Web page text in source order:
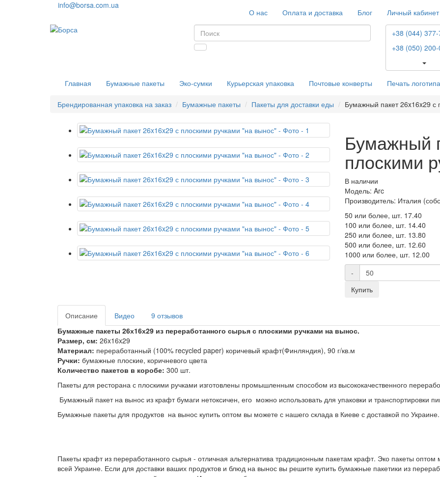
info@borsa.com.ua
О нас Оплата и доставка Блог Личный кабинет
+38 (044)
+38 (050)
Главная Бумажные пакеты Эко-сумки Курьерская упаковка Почтовые конверты Печать логотипа
Брендированная упаковка на заказ Бумажные пакеты Пакеты для доставки еды Бумажный пакет 26x16x29 с
Бумажный
плоскими
В наличии
Модель: Arc
Производитель: Италия
50 или более, шт. 17.40
100 или более, шт. 14.40
250 или более, шт. 13.80
500 или более, шт. 12.60
1000 или более, шт. 12.00
-
Купить
Описание Видео
9 отзывов
Бумажные пакеты 26х16х29 из переработанного сырья с плоскими ручками на вынос.
Размер, см: 26x16x29
Материал: переработанный (100% recycled paper) коричевый крафт(Финляндия), 90 г/кв.м
Ручки: бумажные плоские, коричневого цвета
Количество пакетов в коробе: 300 шт.
Пакеты для ресторана с плоскими ручками изготовлены промышленным способом из высококачественного
Бумажный пакет на вынос из крафт бумаги нетоксичен, его можно использовать для упаковки и транспортировки
Бумажные пакеты для продуктов на вынос купить оптом вы можете с нашего склада в Киеве с доставкой по Украине.
Пакеты крафт из переработанного сырья - отличная альтернатива традиционным пакетам крафт. Эко пакеты оптом
всей Украине. Если для доставки ваших продуктов и блюд на вынос вы решите купить бумажные пакетики из